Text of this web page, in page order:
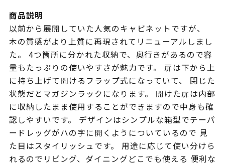
商品説明
以前から展開していた人気のキャビネットですが、
木の質感がより上質に再現されてリニューアルしまし
た。 4つ箇所に分かれた収納で、奥行きがあるので容
量もたっぷりの使いやすさが魅力です。 扉は下から上
に持ち上げて開けるフラップ式になっていて、 閉じた
状態だとマガジンラックになります。 開けた扉は内部
に収納したまま使用することができますので中身も確
認しやすいです。 デザインはシンプルな箱型でテーパ
ードレッグがハの字に開くようについているので 見
た目はスタイリッシュです。 用途に応じて使い分けら
れるのでリビング、ダイニングどこでも使える 便利な